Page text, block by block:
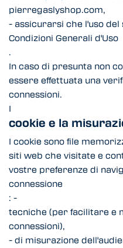
pierregaslyshop.com,
- assicurarsi che l'uso del
Condizioni Generali d'Uso
.
In caso di presunta non
essere effettuata una
connessioni.
I
cookie e la
I cookie sono file
siti web che visitate e
vostre preferenze di
connessione
: -
tecniche (per facilitare e
connessioni),
- di misurazione